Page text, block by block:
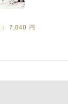
7,040 円